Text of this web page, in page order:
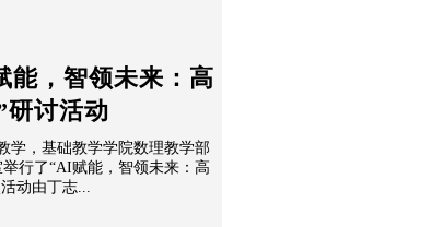
能，智领未来：高
研讨活动
学，基础教学学院数理教学部
行了“AI赋能，智领未来：高
动由丁志...